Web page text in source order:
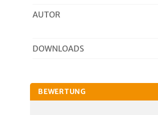
AUTOR
DOWNLOADS
BEWERTUNG